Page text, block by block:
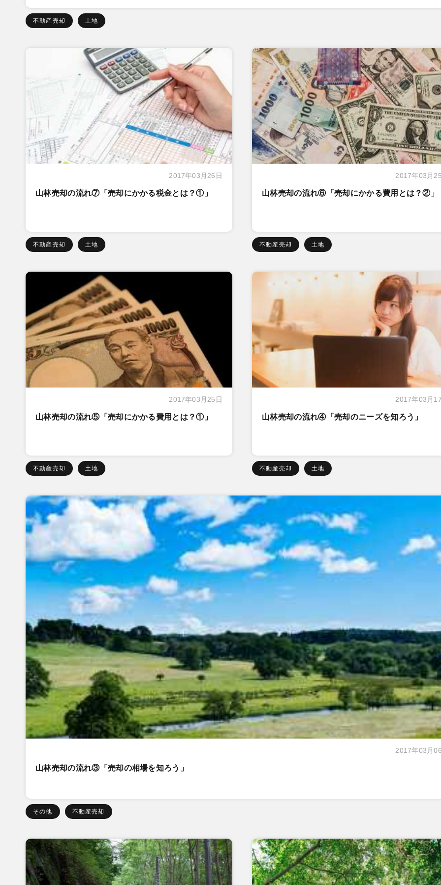
不動産売却 土地
2017年03月26日
山林売却の流れ⑦「売却にかかる税金とは？①」
不動産売却 土地
2017年03月
山林売却の流れ⑥「売却にかかる費用とは？②」
不動産売却 土地
2017年03月25日
山林売却の流れ⑤「売却にかかる費用とは？①」
不動産売却 土地
2017年03月
山林売却の流れ④「売却のニーズを知ろう」
不動産売却 土地
2017年03月
山林売却の流れ③「売却の相場を知ろう」
その他 不動産売却